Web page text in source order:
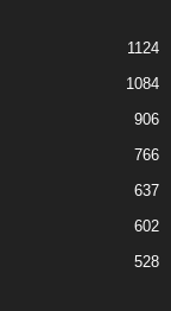
1124
1084
906
766
637
602
528